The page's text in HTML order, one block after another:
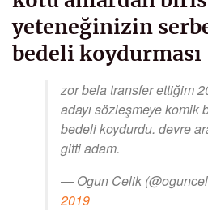
yeteneğinizin
bedeli koydurması
zor bela transfer ettiğim
adayı sözleşmeye komik
bedeli koydurdu. devre
gitti adam.
— Ogun Celik
2019